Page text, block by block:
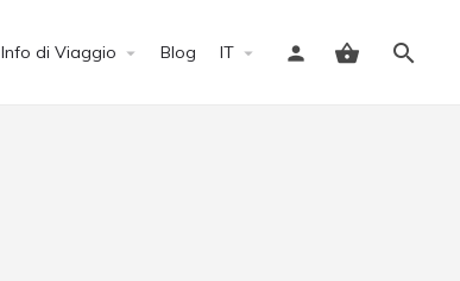
Info di Viaggio Blog IT
Accedi